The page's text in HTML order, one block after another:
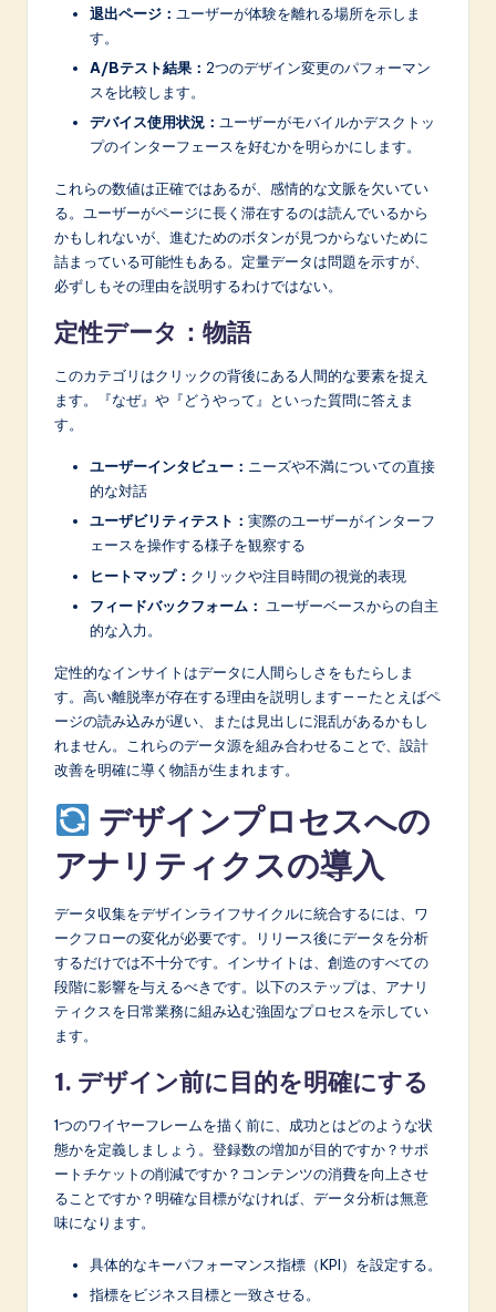
退出ページ： ユーザーが体験を離れる場所を示しま
す。
A/Bテスト結果： 2つのデザイン変更のパフォーマン
スを比較します。
デバイス使用状況： ユーザーがモバイルかデスクトッ
プのインターフェースを好むかを明らかにします。
これらの数値は正確ではあるが、感情的な文脈を欠いてい
る。ユーザーがページに長く滞在するのは読んでいるから
かもしれないが、進むためのボタンが見つからないために
詰まっている可能性もある。定量データは問題を示すが、
必ずしもその理由を説明するわけではない。
定性データ：物語
このカテゴリはクリックの背後にある人間的な要素を捉え
ます。『なぜ』や『どうやって』といった質問に答えま
す。
ユーザーインタビュー： ニーズや不満についての直接
的な対話
ユーザビリティテスト： 実際のユーザーがインターフ
ェースを操作する様子を観察する
ヒートマップ： クリックや注目時間の視覚的表現
フィードバックフォーム： ユーザーベースからの自主
的な入力。
定性的なインサイトはデータに人間らしさをもたらしま
す。高い離脱率が存在する理由を説明します——たとえばペ
ージの読み込みが遅い、または見出しに混乱があるかもし
れません。これらのデータ源を組み合わせることで、設計
改善を明確に導く物語が生まれます。
デザインプロセスへの
アナリティクスの導入
データ収集をデザインライフサイクルに統合するには、ワ
ークフローの変化が必要です。リリース後にデータを分析
するだけでは不十分です。インサイトは、創造のすべての
段階に影響を与えるべきです。以下のステップは、アナリ
ティクスを日常業務に組み込む強固なプロセスを示してい
ます。
1. デザイン前に目的を明確にする
1つのワイヤーフレームを描く前に、成功とはどのような状
態かを定義しましょう。登録数の増加が目的ですか？サポ
ートチケットの削減ですか？コンテンツの消費を向上させ
ることですか？明確な目標がなければ、データ分析は無意
味になります。
具体的なキーパフォーマンス指標（KPI）を設定する。
指標をビジネス目標と一致させる。